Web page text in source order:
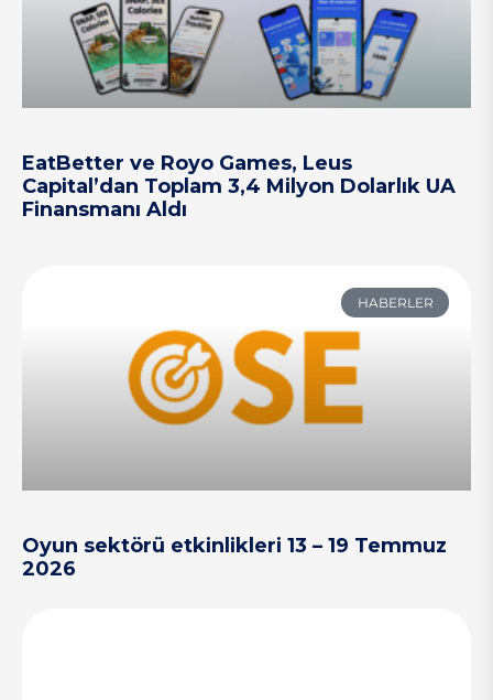
EatBetter ve Royo Games, Leus
Capital’dan Toplam 3,4 Milyon Dolarlık UA
Finansmanı Aldı
HABERLER
Oyun sektörü etkinlikleri 13 – 19 Temmuz
2026